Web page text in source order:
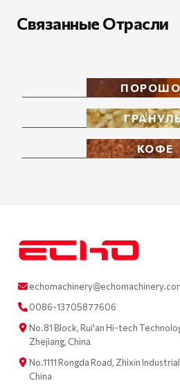
Связанные Отрасли
КОФЕ
0086-13705877606
No.81 Block, Rui'an Hi-tech
Zhejiang, China
No.1111 Rongda Road, Zhixin
China